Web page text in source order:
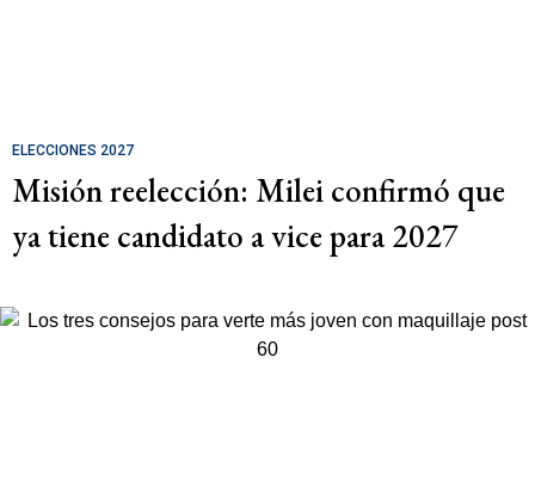
ELECCIONES 2027
Misión reelección: Milei confirmó que
ya tiene candidato a vice para 2027